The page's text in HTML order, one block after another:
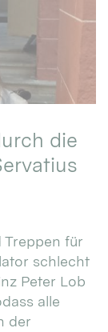
die
Treppen für
schlecht
Peter Lob
alle
der